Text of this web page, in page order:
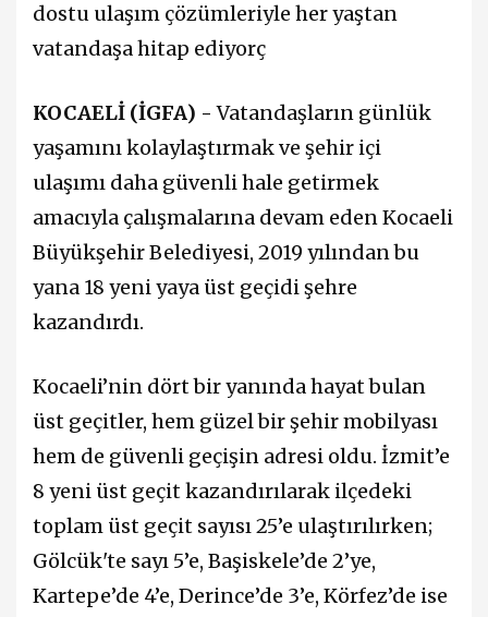
dostu ulaşım çözümleriyle her yaştan
vatandaşa hitap ediyorç
KOCAELİ (İGFA) -Vatandaşların günlük
yaşamını kolaylaştırmak ve şehir içi
ulaşımı daha güvenli hale getirmek
amacıyla çalışmalarına devam eden Kocaeli
Büyükşehir Belediyesi, 2019 yılından bu
yana 18 yeni yaya üst geçidi şehre
kazandırdı.
Kocaeli’nin dört bir yanında hayat bulan
üst geçitler, hem güzel bir şehir mobilyası
hem de güvenli geçişin adresi oldu. İzmit’e
8 yeni üst geçit kazandırılarak ilçedeki
toplam üst geçit sayısı 25’e ulaştırılırken;
Gölcük'te sayı 5’e, Başiskele’de 2’ye,
Kartepe’de 4’e, Derince’de 3’e, Körfez’de ise